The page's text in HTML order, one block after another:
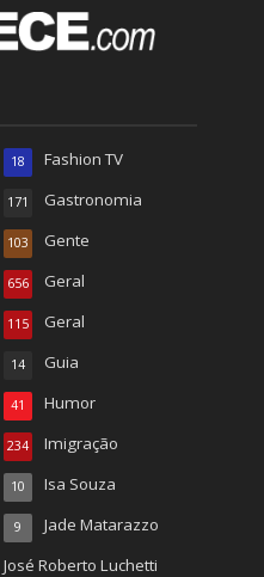
Fashion TV
18
Gastronomia
171
Gente
103
Geral
656
Geral
115
Guia
14
Humor
41
Imigração
234
Isa Souza
10
Jade Matarazzo
9
José Roberto Luchetti